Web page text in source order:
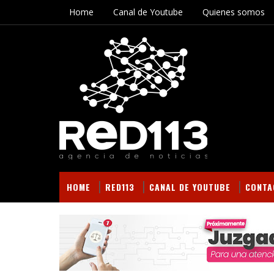
Home Canal de Youtube Quienes somos
HOME RED113 CANAL DE YOUTUBE